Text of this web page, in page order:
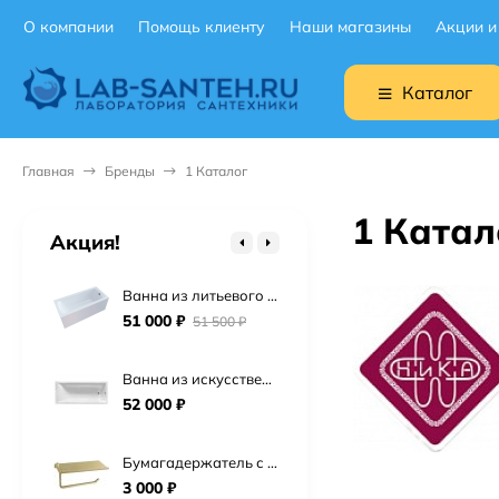
О компании Помощь клиенту Наши магазины Акции
Каталог
Главная Бренды 1 Каталог
1
Акция!
Ванна из литьевого мрамора Астра-Форм Нью-Форм 170х75 см.
51 000 ₽ 51 500₽
Ванна из искусственного камня Астра-Форм Нейт 170х70
52 000 ₽
Бумагадержатель с полочкой Vivi Felice FL 1039 ORO OPACO матовое золото
3 000 ₽